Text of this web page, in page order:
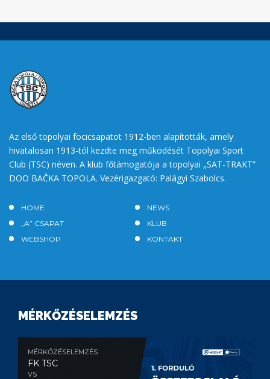
Az első topolyai focicsapatot 1912-ben alapították, amely
hivatalosan 1913-tól kezdte meg működését Topolyai Sport
Club (TSC) néven. A klub főtámogatója a topolyai „SAT-TRAKT”
DOO BAČKA TOPOLA. Vezérigazgató: Palágyi Szabolcs.
HOME
NEWS
„A” CSAPAT
KLUB
WEBSHOP
KONTAKT
MÉRKŐZÉSELEMZÉS
MÉRKŐZÉSELEMZÉS
FK TSC
VS